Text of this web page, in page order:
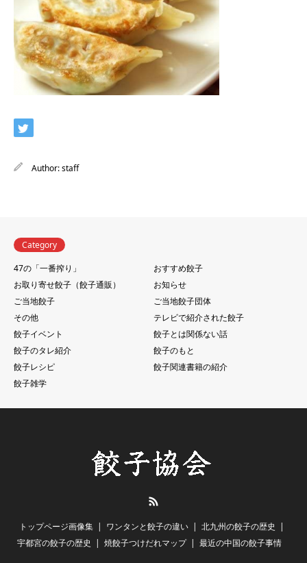
Author:staff
Category
47の「一番搾り」
おすすめ餃子
お取り寄せ餃子（餃子通販）
お知らせ
ご当地餃子
ご当地餃子団体
その他
テレビで紹介された餃子
餃子イベント
餃子とは関係ない話
餃子のタレ紹介
餃子のもと
餃子レシピ
餃子関連書籍の紹介
餃子雑学
トップページ画像集 ワンタンと餃子の違い
北九州の餃子の歴史
宇都宮の餃子の歴史
焼餃子つけだれマップ 最近の中国の餃子事情